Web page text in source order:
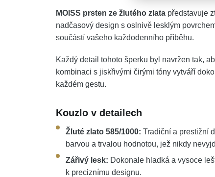
MOISS prsten ze žlutého zlata představuje
nadčasový design s oslnivě lesklým
součástí vašeho každodenního příběhu.
Každý detail tohoto šperku byl navržen tak,
kombinaci s jiskřivými čirými tóny vytváří
každém gestu.
Kouzlo v detailech
Žluté zlato 585/1000: Tradiční a prestižní
barvou a trvalou hodnotou, jež nikdy
Zářivý lesk: Dokonale hladká a vysoce
k preciznímu designu.